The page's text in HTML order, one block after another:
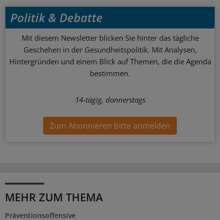
Politik & Debatte
Mit diesem Newsletter blicken Sie hinter das tägliche
Geschehen in der Gesundheitspolitik. Mit Analysen,
Hintergründen und einem Blick auf Themen, die die Agenda
bestimmen.
14-tägig, donnerstags
Zum Abonnieren bitte anmelden
MEHR ZUM THEMA
Präventionsoffensive